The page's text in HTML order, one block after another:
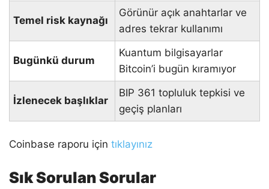
Temel risk kaynağı
Görünür açık anahtarlar ve
adres tekrar kullanımı
Bugünkü durum
Kuantum bilgisayarlar
Bitcoin’i bugün kıramıyor
İzlenecek başlıklar
BIP 361 topluluk tepkisi ve
geçiş planları
Coinbase raporu için tıklayınız
Sık Sorulan Sorular